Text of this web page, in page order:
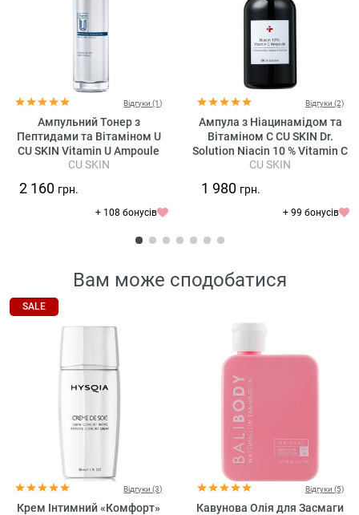
Відгуки (1)
Ампульний Тонер з
Пептидами та Вітаміном U
CU SKIN Vitamin U Ampoule
Toner
CU SKIN
2 160 грн.
+ 108 бонусів
Відгуки (2)
Ампула з Ніацинамідом та
Вітаміном C CU SKIN Dr.
Solution Niacin 10 % Vitamin C
Ampoule
CU SKIN
1 980 грн.
+ 99 бонусів
Вам може сподобатися
SALE
Відгуки (3)
Крем Інтимний «Комфорт»
Відгуки (5)
Кавунова Олія для Засмаги